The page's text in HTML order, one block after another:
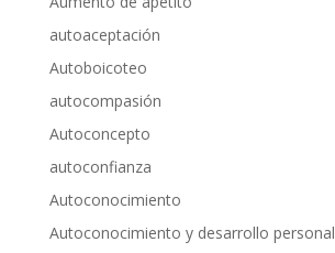
autoaceptación
Autoboicoteo
autocompasión
Autoconcepto
autoconfianza
Autoconocimiento
Autoconocimiento y desarrollo personal